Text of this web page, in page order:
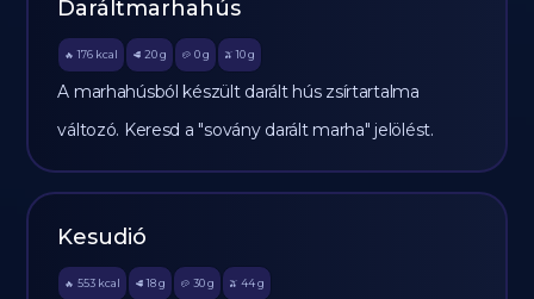
Daráltmarhahús
🔥 176 kcal 🥩 20 g 🥔 0g 🫒 10 g
A marhahúsból készült darált hús zsírtartalma
változó. Keresd a "sovány darált marha" jelölést.
Kesudió
🔥 553 kcal 🥩 18 g 🥔 30g 🫒 44 g